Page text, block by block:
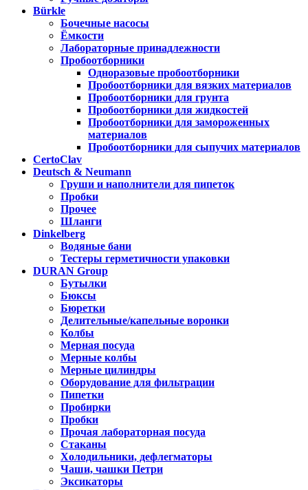
Bürkle
Бочечные насосы
Ёмкости
Лабораторные принадлежности
Пробоотборники
Одноразовые пробоотборники
Пробоотборники для вязких материалов
Пробоотборники для грунта
Пробоотборники для жидкостей
Пробоотборники для замороженных
материалов
Пробоотборники для сыпучих материалов
CertoClav
Deutsch & Neumann
Груши и наполнители для пипеток
Пробки
Прочее
Шланги
Dinkelberg
Водяные бани
Тестеры герметичности упаковки
DURAN Group
Бутылки
Бюксы
Бюретки
Делительные/капельные воронки
Колбы
Мерная посуда
Мерные колбы
Мерные цилиндры
Оборудование для фильтрации
Пипетки
Пробирки
Пробки
Прочая лабораторная посуда
Стаканы
Холодильники, дефлегматоры
Чаши, чашки Петри
Эксикаторы